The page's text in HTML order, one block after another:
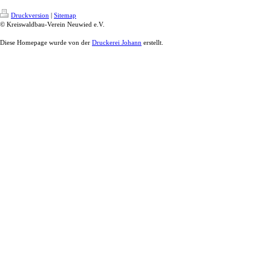
Druckversion | Sitemap
© Kreiswaldbau-Verein Neuwied e.V.
Diese Homepage wurde von der Druckerei Johann erstellt.